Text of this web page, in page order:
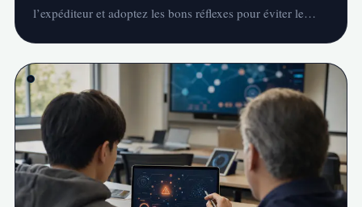
l’expéditeur et adoptez les bons réflexes pour éviter le